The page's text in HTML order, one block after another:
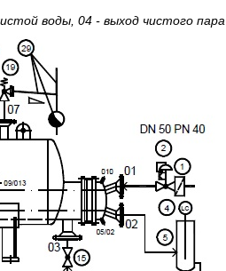
воды, 04 - выход чистого пара